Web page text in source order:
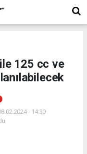
125 cc ve
- 14:30